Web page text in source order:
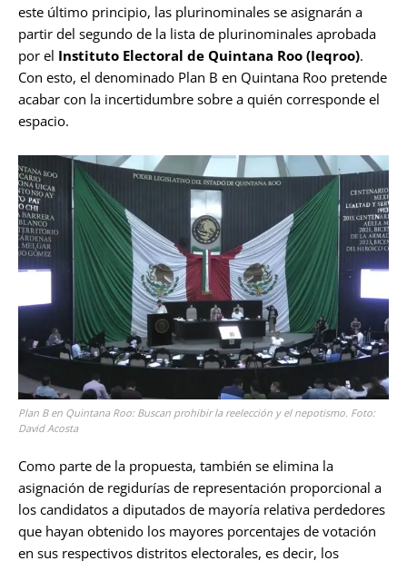
este último principio, las plurinominales se asignarán a
partir del segundo de la lista de plurinominales aprobada
por el Instituto Electoral de Quintana Roo (Ieqroo).
Con esto, el denominado Plan B en Quintana Roo pretende
acabar con la incertidumbre sobre a quién corresponde el
espacio.
Plan B en Quintana Roo: Buscan prohibir la reelección y el nepotismo. Foto:
David Acosta
Como parte de la propuesta, también se elimina la
asignación de regidurías de representación proporcional a
los candidatos a diputados de mayoría relativa perdedores
que hayan obtenido los mayores porcentajes de votación
en sus respectivos distritos electorales, es decir, los